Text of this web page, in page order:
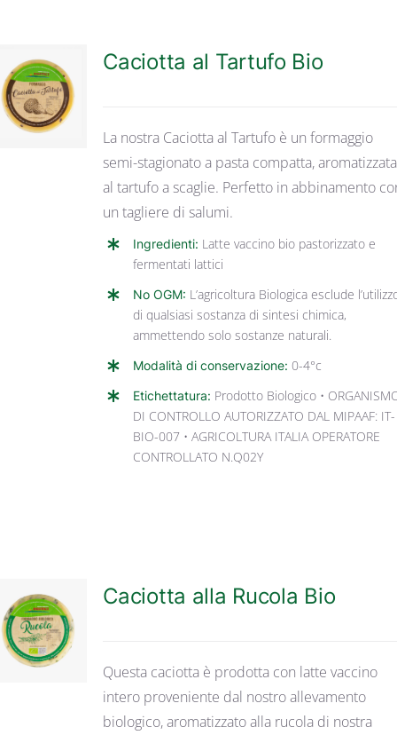
DETTAGLI
Caciotta al Tartufo Bio
La nostra Caciotta al Tartufo è un formaggio
semi-stagionato a pasta compatta, aromatizzata
al tartufo a scaglie. Perfetto in abbinamento
un tagliere di salumi.
Ingredienti: Latte vaccino bio pastorizzato e
fermentati lattici
No OGM: L’agricoltura Biologica esclude
di qualsiasi sostanza di sintesi chimica,
ammettendo solo sostanze naturali.
Modalità di conservazione: 0-4°c
Etichettatura: Prodotto Biologico •
DI CONTROLLO AUTORIZZATO DAL MIPAAF: IT-
BIO-007 • AGRICOLTURA ITALIA OPERATORE
CONTROLLATO N.Q02Y
DETTAGLI
Caciotta alla Rucola Bio
Questa caciotta è prodotta con latte vaccino
intero proveniente dal nostro allevamento
biologico, aromatizzato alla rucola di nostra